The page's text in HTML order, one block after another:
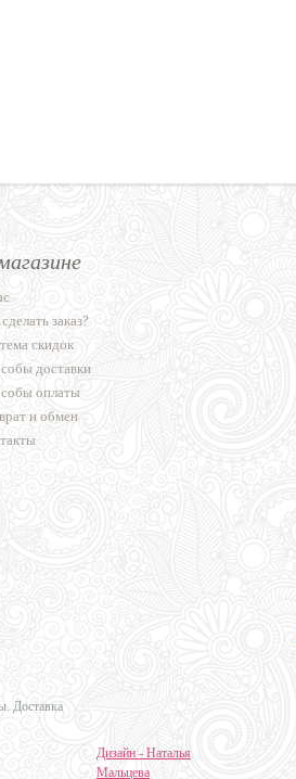
заказ?
скидок
доставки
оплаты
и обмен
Доставка
Дизайн - Наталья
Мальцева